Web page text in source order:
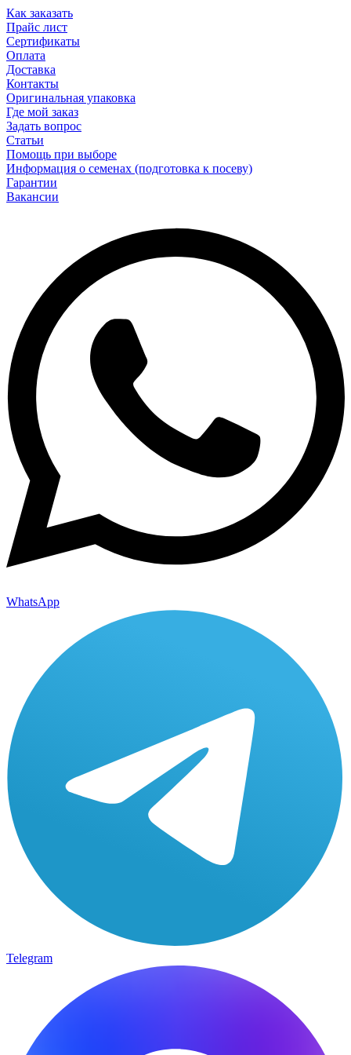
Как заказать
Прайс лист
Сертификаты
Оплата
Доставка
Контакты
Оригинальная упаковка
Где мой заказ
Задать вопрос
Статьи
Помощь при выборе
Информация о семенах (подготовка к посеву)
Гарантии
Вакансии
WhatsApp
Telegram